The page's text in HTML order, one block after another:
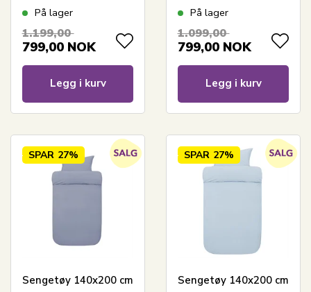
Margrethe Terracotta
På lager
1.199,00
799,00 NOK
Legg i kurv
Karamellbrun
På lager
1.099,00
799,00 NOK
Legg i kurv
SPAR 27%
Sengetøy 140x200 cm
SPAR 27%
Sengetøy 140x200 cm